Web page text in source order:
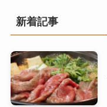
新着記事